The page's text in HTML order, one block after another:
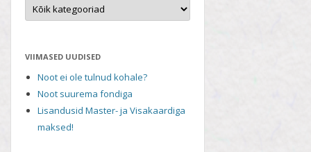
VIIMASED UUDISED
Noot ei ole tulnud kohale?
Noot suurema fondiga
Lisandusid Master- ja Visakaardiga
maksed!